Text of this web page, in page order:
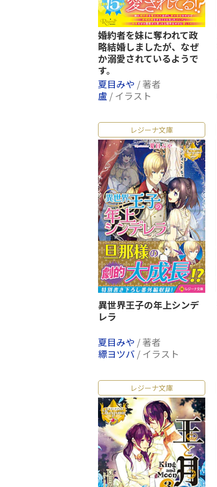
婚約者を妹に奪われて政
略結婚しましたが、なぜ
か溺愛されているようで
す。
夏目みや / 著者
盧 / イラスト
レジーナ文庫
異世界王子の年上シンデ
レラ
夏目みや / 著者
縹ヨツバ / イラスト
レジーナ文庫